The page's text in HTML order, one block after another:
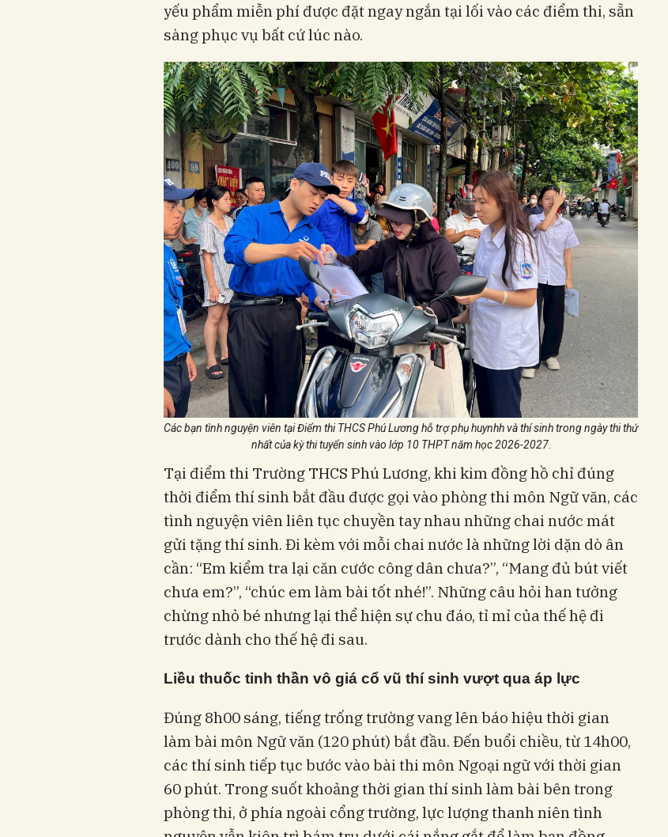
yếu phẩm miễn phí được đặt ngay ngắn tại lối vào các điểm thi, sẵn
sàng phục vụ bất cứ lúc nào.
Các bạn tình nguyện viên tại Điểm thi THCS Phú Lương hỗ trợ phụ huynhh và thí sinh trong ngày thi thứ
nhất của kỳ thi tuyển sinh vào lớp 10 THPT năm học 2026-2027.
Tại điểm thi Trường THCS Phú Lương, khi kim đồng hồ chỉ đúng
thời điểm thí sinh bắt đầu được gọi vào phòng thi môn Ngữ văn, các
tình nguyện viên liên tục chuyền tay nhau những chai nước mát
gửi tặng thí sinh. Đi kèm với mỗi chai nước là những lời dặn dò ân
cần: “Em kiểm tra lại căn cước công dân chưa?”, “Mang đủ bút viết
chưa em?”, “chúc em làm bài tốt nhé!”. Những câu hỏi han tưởng
chừng nhỏ bé nhưng lại thể hiện sự chu đáo, tỉ mỉ của thế hệ đi
trước dành cho thế hệ đi sau.
Liều thuốc tinh thần vô giá cổ vũ thí sinh vượt qua áp lực
Đúng 8h00 sáng, tiếng trống trường vang lên báo hiệu thời gian
làm bài môn Ngữ văn (120 phút) bắt đầu. Đến buổi chiều, từ 14h00,
các thí sinh tiếp tục bước vào bài thi môn Ngoại ngữ với thời gian
60 phút. Trong suốt khoảng thời gian thí sinh làm bài bên trong
phòng thi, ở phía ngoài cổng trường, lực lượng thanh niên tình